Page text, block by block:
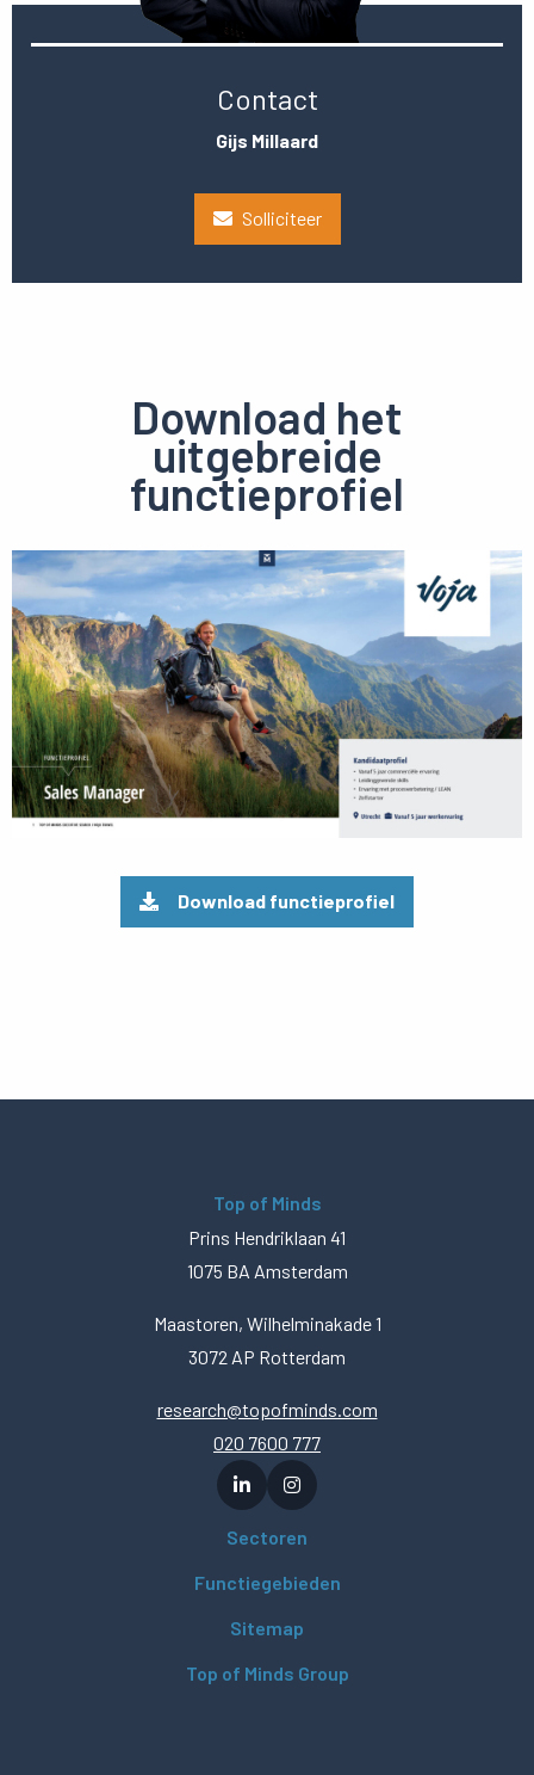
Contact
Gijs Millaard
Solliciteer
Download het
uitgebreide
functieprofiel
Preview
pdf
Download functieprofiel
Top of Minds
Prins Hendriklaan 41
1075 BA Amsterdam
Maastoren, Wilhelminakade 1
3072 AP Rotterdam
research@topofminds.com
020 7600 777
Sectoren
Functiegebieden
Sitemap
Top of Minds Group